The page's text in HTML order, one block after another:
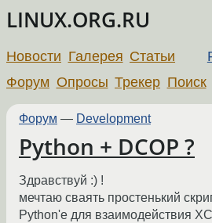
LINUX.ORG.RU
Новости Галерея Статьи
Форум Опросы Трекер Поиск
Форум — Development
Python + DCOP ?
Здравствуй :) !
мечтаю сваять простенький
Python'е для взаимодействия